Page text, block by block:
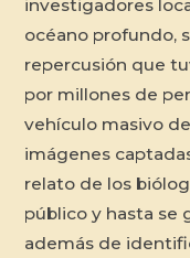
investigadores
océano profundo,
repercusión que
por millones de
vehículo masivo
imágenes
relato de los
público y hasta se
además de